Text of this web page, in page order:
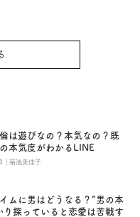
は遊びなの？本気なの？既
本気度がわかるLINE
|菊池美佳子
ムに男はどうなる？“男の本
り探っていると恋愛は苦戦す